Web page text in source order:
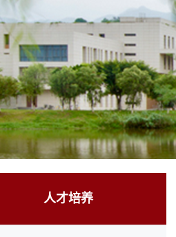
人才培养